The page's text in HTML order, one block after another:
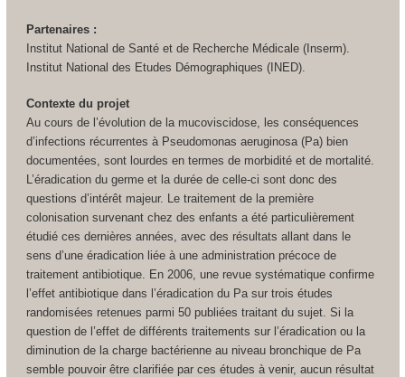
Partenaires :
Institut National de Santé et de Recherche Médicale (Inserm).
Institut National des Etudes Démographiques (INED).
Contexte du projet
Au cours de l’évolution de la mucoviscidose, les conséquences
d’infections récurrentes à Pseudomonas aeruginosa(Pa) bien
documentées, sont lourdes en termes de morbidité et de mortalité.
L’éradication du germe et la durée de celle-ci sont donc des
questions d’intérêt majeur. Le traitement de la première
colonisation survenant chez des enfants a été particulièrement
étudié ces dernières années, avec des résultats allant dans le
sens d’une éradication liée à une administration précoce de
traitement antibiotique. En 2006, une revue systématique confirme
l’effet antibiotique dans l’éradication du Pa sur trois études
randomisées retenues parmi 50 publiées traitant du sujet. Si la
question de l’effet de différents traitements sur l’éradication ou la
diminution de la charge bactérienne au niveau bronchique de Pa
semble pouvoir être clarifiée par ces études à venir, aucun résultat